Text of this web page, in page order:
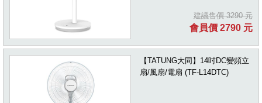
建議售價 3290 元
會員價 2790 元
【TATUNG大同】14吋DC變頻立
扇/風扇/電扇 (TF-L14DTC)